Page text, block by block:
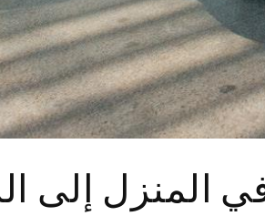
المنزل إلى